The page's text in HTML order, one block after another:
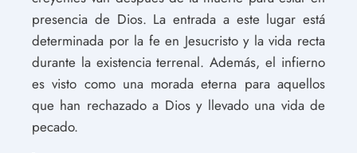
presencia de Dios. La entrada a este lugar está
determinada por la fe en Jesucristo y la vida recta
durante la existencia terrenal. Además, el infierno
es visto como una morada eterna para aquellos
que han rechazado a Dios y llevado una vida de
pecado.